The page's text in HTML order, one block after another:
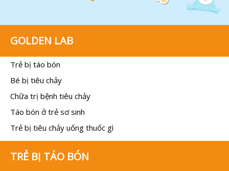
GOLDEN LAB
Trẻ bị táo bón
Bé bị tiêu chảy
Chữa trị bệnh tiêu chảy
Táo bón ở trẻ sơ sinh
Trẻ bị tiêu chảy uống thuốc gì
TRẺ BỊ TÁO BÓN